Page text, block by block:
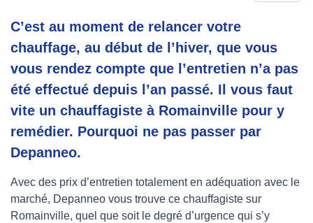
C’est au moment de relancer votre
chauffage, au début de l’hiver, que vous
vous rendez compte que l’entretien n’a pas
été effectué depuis l’an passé. Il vous faut
vite un chauffagiste à Romainville pour y
remédier. Pourquoi ne pas passer par
Depanneo.
Avec des prix d’entretien totalement en adéquation avec le
marché, Depanneo vous trouve ce chauffagiste sur
Romainville, quel que soit le degré d’urgence qui s’y